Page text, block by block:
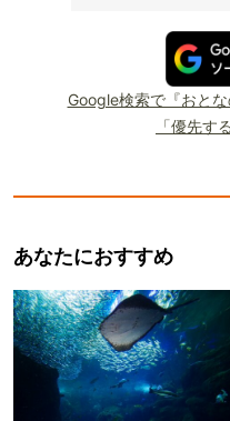
Google検索で『おと
「優先す
あなたにおすすめ